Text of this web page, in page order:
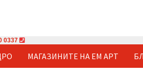
0337
МАГАЗИНИТЕ НА ЕМ АРТ